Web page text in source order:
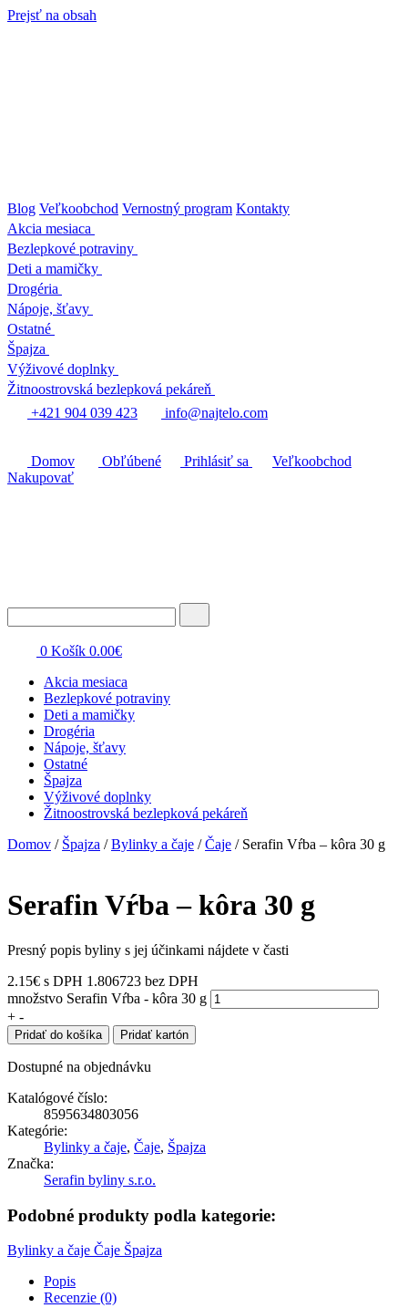
Prejsť na obsah
Blog Veľkoobchod Vernostný program Kontakty
Akcia mesiaca
Bezlepkové potraviny
Deti a mamičky
Drogéria
Nápoje, šťavy
Ostatné
Špajza
Výživové doplnky
Žitnoostrovská bezlepková pekáreň
+421 904 039 423
info@najtelo.com
Domov Obľúbené Prihlásiť sa
Veľkoobchod
Nakupovať
0 Košík 0.00€
Akcia mesiaca
Bezlepkové potraviny
Deti a mamičky
Drogéria
Nápoje, šťavy
Ostatné
Špajza
Výživové doplnky
Žitnoostrovská bezlepková pekáreň
Domov / Špajza /Bylinky a čaje /Čaje / Serafin Vŕba – kôra 30 g
Serafin Vŕba – kôra 30 g
Presný popis byliny s jej účinkami nájdete v časti
2.15€ s DPH 1.806723 bez DPH
množstvo Serafin Vŕba - kôra 30 g
+ -
Pridať do košíka Pridať kartón
Dostupné na objednávku
Katalógové číslo:
8595634803056
Kategórie:
Bylinky a čaje, Čaje, Špajza
Značka:
Serafin byliny s.r.o.
Podobné produkty podla kategorie:
Bylinky a čaje Čaje Špajza
Popis
Recenzie (0)